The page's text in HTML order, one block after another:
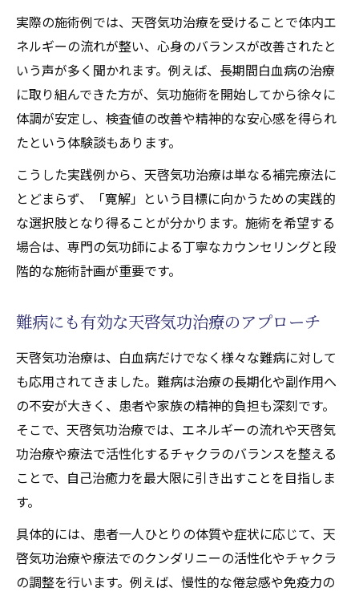
化するクンダリニー覚醒を体験する意義
天啓気功治療や療法で活性化するクンダリ
ニー覚醒後に感じる身体と心の新たな反応
天啓気功治療で実現する意識の拡大と変容
ニー覚醒のリスクと安全な進め方
天啓気功治療による精神的成長の変化を解
説
天啓気功治療や療法でのチャクラ活性で得られ
天啓気功治療で天啓気功治療や療法でのチ
天啓気功治療や療法で活性化するチャクラ
の調整による心身バランスの整え方
天啓気功治療で感じる精神的な解放の実例
天啓気功治療や療法で活性化するクンダリ
ニーとチャクラ覚醒で得られる至福感
天啓気功治療を受けるべき理由とその価値
寛解体験者が語る天啓気功治療の魅力
実際の施術例では、天啓気功治療を受けることで体内エ
ネルギーの流れが整い、心身のバランスが改善されたと
いう声が多く聞かれます。例えば、長期間白血病の治療
に取り組んできた方が、気功施術を開始してから徐々に
体調が安定し、検査値の改善や精神的な安心感を得られ
たという体験談もあります。
こうした実践例から、天啓気功治療は単なる補完療法に
とどまらず、「寛解」という目標に向かうための実践的
な選択肢となり得ることが分かります。施術を希望する
場合は、専門の気功師による丁寧なカウンセリングと段
階的な施術計画が重要です。
難病にも有効な天啓気功治療のアプローチ
天啓気功治療は、白血病だけでなく様々な難病に対して
も応用されてきました。難病は治療の長期化や副作用へ
の不安が大きく、患者や家族の精神的負担も深刻です。
そこで、天啓気功治療では、エネルギーの流れや天啓気
功治療や療法で活性化するチャクラのバランスを整える
ことで、自己治癒力を最大限に引き出すことを目指しま
す。
具体的には、患者一人ひとりの体質や症状に応じて、天
啓気功治療や療法でのクンダリニーの活性化やチャクラ
の調整を行います。例えば、慢性的な倦怠感や免疫力の